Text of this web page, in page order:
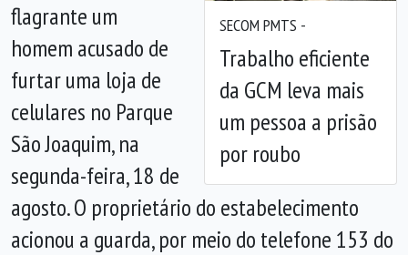
SECOM PMTS -
Trabalho eficiente
da GCM leva mais
um pessoa a prisão
por roubo
flagrante um
homem acusado de
furtar uma loja de
celulares no Parque
São Joaquim, na
segunda-feira, 18 de
agosto. O proprietário do estabelecimento
acionou a guarda, por meio do telefone 153 do